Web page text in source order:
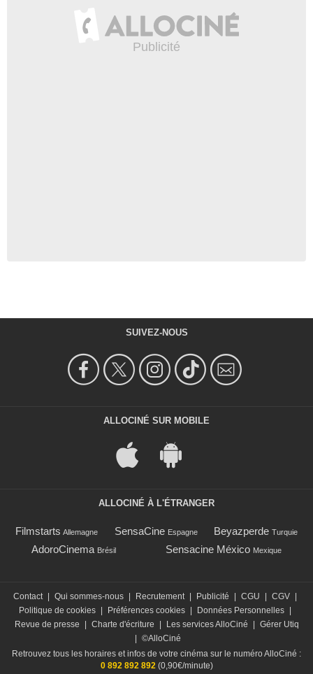
SUIVEZ-NOUS
ALLOCINÉ SUR MOBILE
ALLOCINÉ À L'ÉTRANGER
Filmstarts Allemagne SensaCine Espagne Beyazperde Turquie
AdoroCinema Brésil Sensacine México Mexique
Contact Qui sommes-nous Recrutement Publicité CGU CGV
Politique de cookies
Préférences cookies Données Personnelles
Revue de presse
Charte d'écriture Les services AlloCiné
Gérer Utiq
©AlloCiné
Retrouvez tous les horaires et infos de votre cinéma sur le numéro AlloCiné :
0 892 892 892(0,90€/minute)